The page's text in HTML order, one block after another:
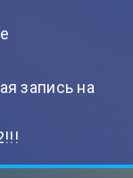
запись на